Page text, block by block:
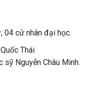
04 cử nhân đại học.
Thái
sỹ Nguyễn Châu Minh.